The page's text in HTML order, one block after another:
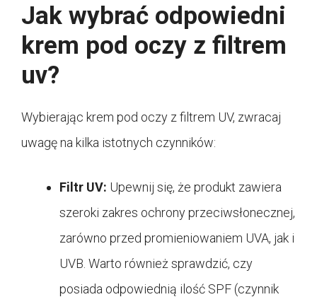
Jak wybrać odpowiedni
krem pod oczy z filtrem
uv?
Wybierając krem pod oczy z filtrem UV, zwracaj
uwagę na kilka istotnych czynników:
Filtr UV: Upewnij się, że produkt zawiera
szeroki zakres ochrony przeciwsłonecznej,
zarówno przed promieniowaniem UVA, jak i
UVB. Warto również sprawdzić, czy
posiada odpowiednią ilość SPF (czynnik